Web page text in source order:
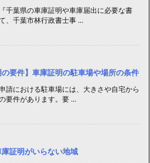
千葉県の車庫証明や車庫届出に必要な書
、千葉市林行政書士事 ...
の要件】車庫証明の駐車場や場所の条件
請における駐車場には、大きさや自宅から
要件があります。要 ...
証明がいらない地域